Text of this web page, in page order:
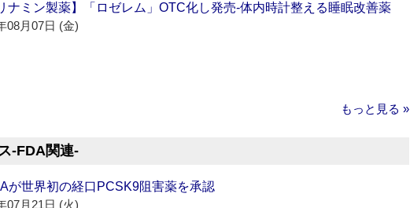
ナミン製薬】「ロゼレム」OTC化し発売‐体内時計整える睡眠改善薬
08月07日 (金)
もっと見る »
‐FDA関連‐
が世界初の経口PCSK9阻害薬を承認
07月21日 (火)